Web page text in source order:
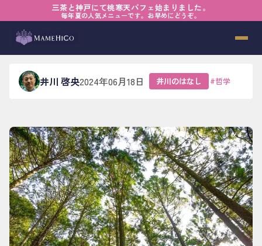
三茶と神戸にて桃寒天パフェ始まりました。
毎年夏の人気メニューです。お早めにどうぞ。
ブログ› 井川のはなし› 仕掛けるカフェになりたい
仕掛けるカフェになりたい
井川 啓央2024年06月18日 井川のはなし #哲学